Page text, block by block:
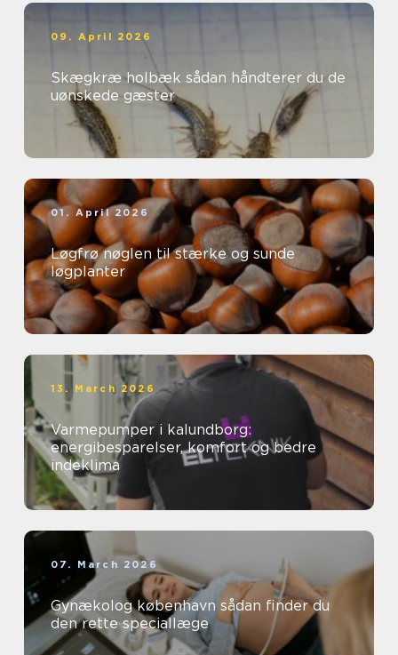
09. April 2026
Skægkræ holbæk sådan håndterer du de
uønskede gæster
01. April 2026
Løgfrø nøglen til stærke og sunde
løgplanter
13. March 2026
Varmepumper i kalundborg:
energibesparelser, komfort og bedre
indeklima
07. March 2026
Gynækolog københavn sådan finder du
den rette speciallæge